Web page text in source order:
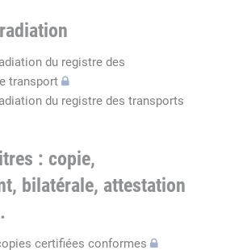
du registre des
transport
du registre des transports
: copie,
bilatérale, attestation
certifiées conformes